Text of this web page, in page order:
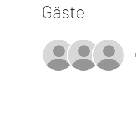
Gäste